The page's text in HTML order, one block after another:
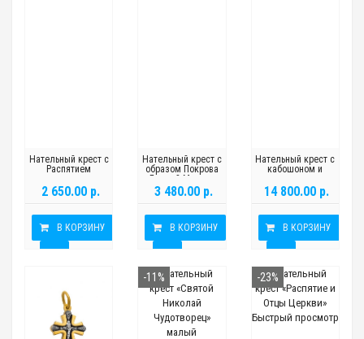
Нательный крест с
Распятием
2 650.00 р.
В КОРЗИНУ
Нательный крест с
образом Покрова
Божией Матери
3 480.00 р.
В КОРЗИНУ
Нательный крест с
кабошоном и
вставкой граната
14 800.00 р.
В КОРЗИНУ
-11% -23%
Быстрый просмотр